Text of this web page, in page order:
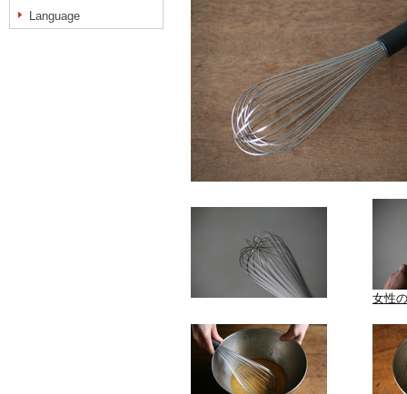
Language
女性